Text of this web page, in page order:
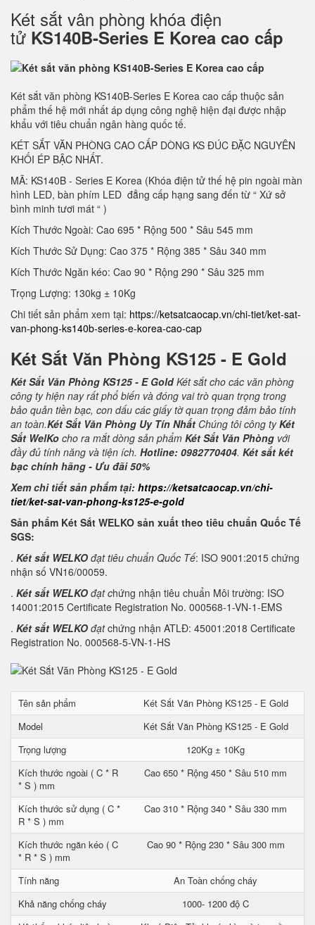
Két sắt vân phòng khóa điện
tử KS140B-Series E Korea cao cấp
Két sắt văn phòng KS140B-Series E Korea cao cấp thuộc sản
phẩm thế hệ mới nhất áp dụng công nghệ hiện đại được nhập
khẩu với tiêu chuẩn ngân hàng quốc tế.
KÉT SẮT VĂN PHÒNG CAO CẤP DÒNG KS ĐÚC ĐẶC NGUYÊN
KHỐI ÉP BẬC NHẤT.
MÃ: KS140B - Series E Korea (Khóa điện tử thế hệ pin ngoài màn
hình LED, bàn phím LED đẳng cấp hạng sang đến từ “ Xứ sở
bình minh tươi mát “ )
Kích Thước Ngoài: Cao 695 * Rộng 500 * Sâu 545 mm
Kích Thước Sử Dụng: Cao 375 * Rộng 385 * Sâu 340 mm
Kích Thước Ngăn kéo: Cao 90 * Rộng 290 * Sâu 325 mm
Trọng Lượng: 130kg ± 10Kg
Chi tiết sản phẩm xem tại: https://ketsatcaocap.vn/chi-tiet/ket-sat-
van-phong-ks140b-series-e-korea-cao-cap
Két Sắt Văn Phòng KS125 - E Gold
Két Sắt Văn Phòng KS125 - E GoldKét sắt cho các văn phòng
công ty hiện nay rất phổ biến và đóng vai trò quan trọng trong
bảo quản tiền bạc, con dấu các giấy tờ quan trọng đảm bảo tính
an toàn.Két Sắt Văn Phòng Uy Tín Nhất Chúng tôi công tyKét
Sắt WelKo cho ra mắt dòng sản phẩm Két Sắt Văn Phòng với
đầy đủ tính năng và tiện ích. Hotline: 0982770404. Két sắt két
bạc chính hãng - Ưu đãi 50%
Xem chi tiết sản phẩm tại: https://ketsatcaocap.vn/chi-
tiet/ket-sat-van-phong-ks125-e-gold
Sản phẩm Két Sắt WELKO sản xuất theo tiêu chuẩn Quốc Tế
SGS:
. Két sắt WELKO đạt tiêu chuẩn Quốc Tế: ISO 9001:2015 chứng
nhận số VN16/00059.
. Két sắt WELKO đạt chứng nhận tiêu chuẩn Môi trường: ISO
14001:2015 Certificate Registration No. 000568-1-VN-1-EMS
. Két sắt WELKO đạtchứng nhận ATLĐ: 45001:2018 Certificate
Registration No. 000568-5-VN-1-HS
Tên sản phẩm
Két Sắt Văn Phòng KS125 - E Gold
Model
Két Sắt Văn Phòng KS125 - E Gold
Trọng lượng
120Kg ± 10Kg
Kích thước ngoài ( C * R
* S ) mm
Cao 650 * Rộng 450 * Sâu 510 mm
Kích thước sử dụng ( C *
R * S ) mm
Cao 310 * Rộng 340 * Sâu 330 mm
Kích thước ngăn kéo ( C
* R * S ) mm
Cao 90 * Rộng 230 * Sâu 300 mm
Tính năng
An Toàn chống cháy
Khả năng chống cháy
1000- 1200 độ C